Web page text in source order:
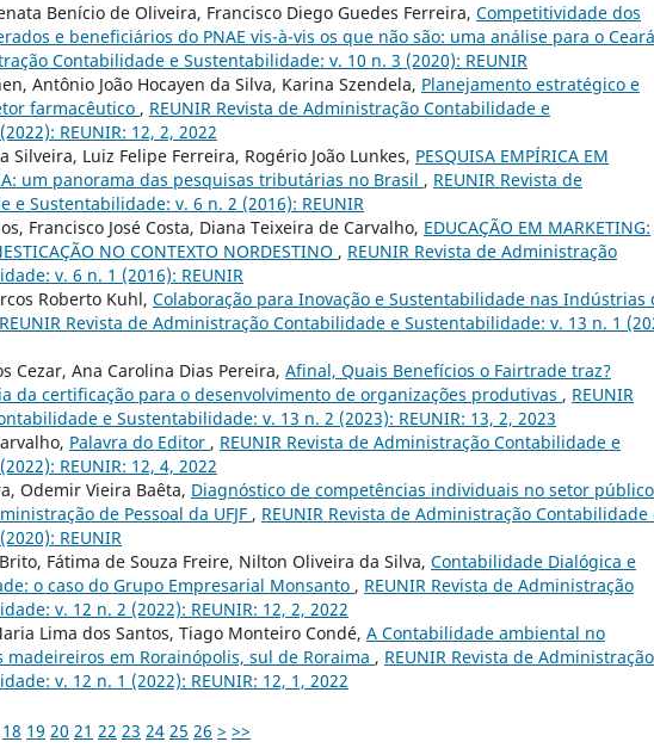
Benício de Oliveira, Francisco Diego Guedes Ferreira, Competitividade dos
e beneficiários do PNAE vis-à-vis os que não são: uma análise para o Ceará
Contabilidade e Sustentabilidade: v. 10 n. 3 (2020): REUNIR
Antônio João Hocayen da Silva, Karina Szendela, Planejamento estratégico e
farmacêutico , REUNIR Revista de Administração Contabilidade e
REUNIR: 12, 2, 2022
Silveira, Luiz Felipe Ferreira, Rogério João Lunkes, PESQUISA EMPÍRICA EM
um panorama das pesquisas tributárias no Brasil , REUNIR Revista de
e Sustentabilidade: v. 6 n. 2 (2016): REUNIR
Francisco José Costa, Diana Teixeira de Carvalho, EDUCAÇÃO EM MARKETING:
NO CONTEXTO NORDESTINO , REUNIR Revista de Administração
v. 6 n. 1 (2016): REUNIR
Roberto Kuhl, Colaboração para Inovação e Sustentabilidade nas Indústrias
REUNIR Revista de Administração Contabilidade e Sustentabilidade: v. 13 n. 1
Cezar, Ana Carolina Dias Pereira, Afinal, Quais Benefícios o Fairtrade traz?
da certificação para o desenvolvimento de organizações produtivas , REUNIR
e Sustentabilidade: v. 13 n. 2 (2023): REUNIR: 13, 2, 2023
Palavra do Editor , REUNIR Revista de Administração Contabilidade e
REUNIR: 12, 4, 2022
Odemir Vieira Baêta, Diagnóstico de competências individuais no setor
de Pessoal da UFJF , REUNIR Revista de Administração Contabilidade
REUNIR
Fátima de Souza Freire, Nilton Oliveira da Silva, Contabilidade Dialógica e
o caso do Grupo Empresarial Monsanto , REUNIR Revista de Administração
v. 12 n. 2 (2022): REUNIR: 12, 2, 2022
Lima dos Santos, Tiago Monteiro Condé, A Contabilidade ambiental no
em Rorainópolis, sul de Roraima , REUNIR Revista de Administração
v. 12 n. 1 (2022): REUNIR: 12, 1, 2022
18 19 20 21 22 23 24 25 26 > >>